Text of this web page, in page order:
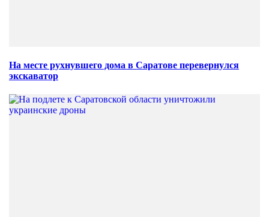
На месте рухнувшего дома в Саратове перевернулся
экскаватор